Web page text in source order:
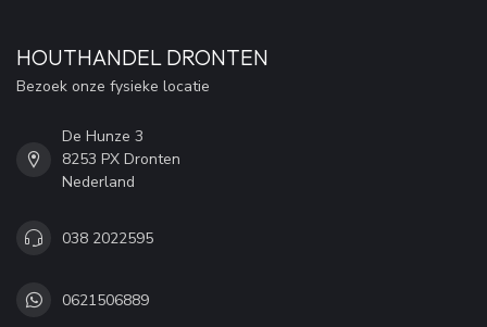
HOUTHANDEL DRONTEN
Bezoek onze fysieke locatie
De Hunze 3
8253 PX Dronten
Nederland
038 2022595
0621506889